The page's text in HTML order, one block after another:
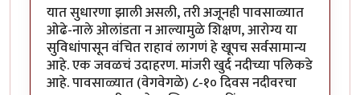
यात सुधारणा झाली असली, तरी अजूनही पावसाळ्यात
ओढे-नाले ओलांडता न आल्यामुळे शिक्षण, आरोग्य या
सुविधांपासून वंचित राहावं लागणं हे खूपच सर्वसामान्य
आहे. एक जवळचं उदाहरण. मांजरी खुर्द नदीच्या पलिकडे
आहे. पावसाळ्यात (वेगवेगळे) ८-१० दिवस नदीवरचा